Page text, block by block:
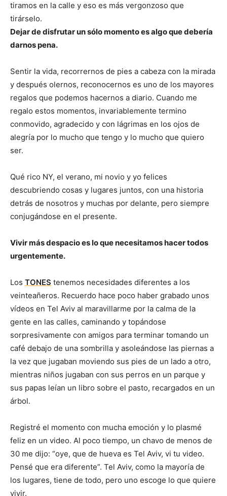
tiramos en la calle y eso es más vergonzoso que
tirárselo.
Dejar de disfrutar un sólo momento es algo que debería
darnos pena.
Sentir la vida, recorrernos de pies a cabeza con la mirada
y después olernos, reconocernos es uno de los mayores
regalos que podemos hacernos a diario. Cuando me
regalo estos momentos, invariablemente termino
conmovido, agradecido y con lágrimas en los ojos de
alegría por lo mucho que tengo y lo mucho que quiero
ser.
Qué rico NY, el verano, mi novio y yo felices
descubriendo cosas y lugares juntos, con una historia
detrás de nosotros y muchas por delante, pero siempre
conjugándose en el presente.
Vivir más despacio es lo que necesitamos hacer todos
urgentemente.
Los TONES tenemos necesidades diferentes a los
veinteañeros. Recuerdo hace poco haber grabado unos
vídeos en Tel Aviv al maravillarme por la calma de la
gente en las calles, caminando y topándose
sorpresivamente con amigos para terminar tomando un
café debajo de una sombrilla y asoleándose las piernas a
la vez que jugaban moviendo sus pies de un lado a otro,
mientras niños jugaban con sus perros en un parque y
sus papas leían un libro sobre el pasto, recargados en un
árbol.
Registré el momento con mucha emoción y lo plasmé
feliz en un video. Al poco tiempo, un chavo de menos de
30 me dijo: “oye, que de hueva es Tel Aviv, vi tu video.
Pensé que era diferente”. Tel Aviv, como la mayoría de
los lugares, tiene de todo, pero uno escoge lo que quiere
vivir.